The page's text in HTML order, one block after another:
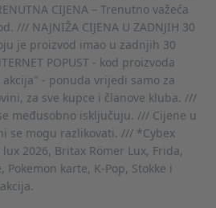
CIJENA – Trenutno važeća
/// NAJNIŽA CIJENA U ZADNJIH 30
je proizvod imao u zadnjih 30
POPUST - kod proizvoda
- ponuda vrijedi samo za
za sve kupce i članove kluba. ///
međusobno isključuju. /// Cijene u
se mogu razlikovati. /// *Cybex
2026, Britax Römer Lux, Frida,
Pokemon karte, K-Pop, Stokke i